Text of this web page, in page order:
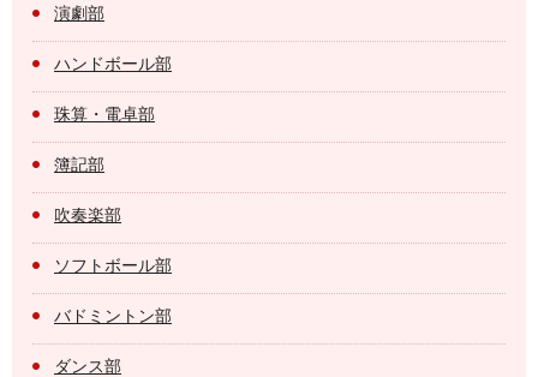
演劇部
ハンドボール部
珠算・電卓部
簿記部
吹奏楽部
ソフトボール部
バドミントン部
ダンス部